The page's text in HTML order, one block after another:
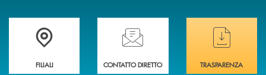
Trova la filiale più vicina a te
FILIALI
Hai bisogno di assistenza immediata ?
CONTATTO DIRETTO
Hai bisogno di
TRASPARENZA